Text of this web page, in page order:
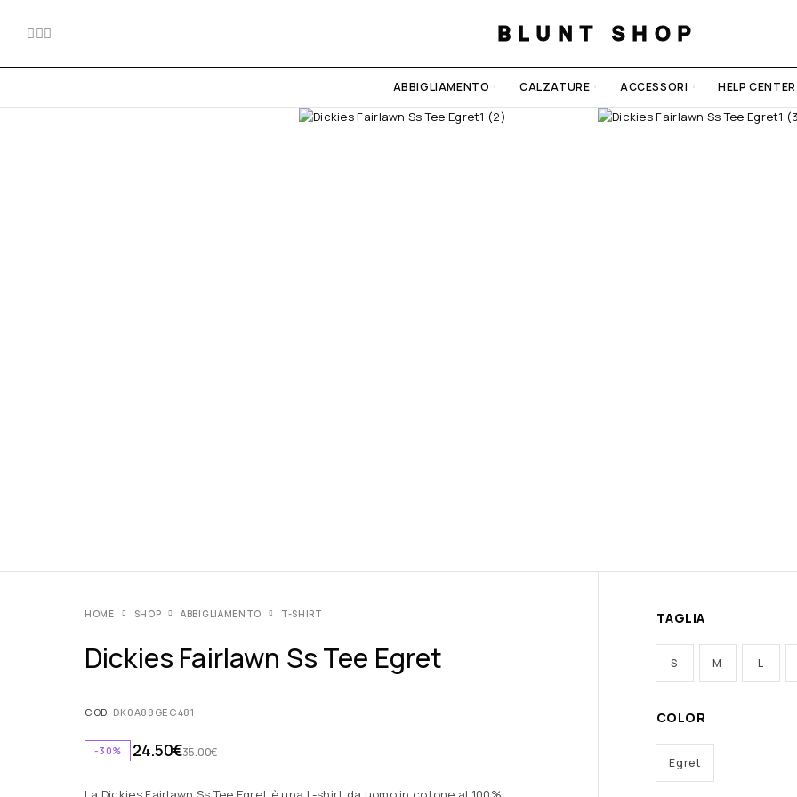
BLUNT SHOP
ABBIGLIAMENTO CALZATURE ACCESSORI HELP CENTER
HOME SHOP ABBIGLIAMENTO T-SHIRT
Dickies Fairlawn Ss Tee Egret
COD: DK0A88GEC481
-30% 35.00€
24.50€
TAGLIA
S M L
COLOR
Egret